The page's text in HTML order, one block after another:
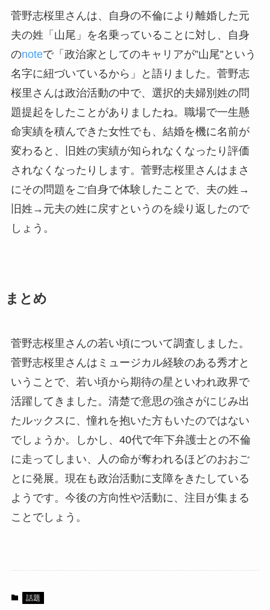
菅野志桜里さんは、自身の不倫により離婚した元
夫の姓「山尾」を名乗っていることに対し、自身
のnoteで「政治家としてのキャリアが”山尾”という
名字に紐づいているから」と語りました。菅野志
桜里さんは政治活動の中で、選択的夫婦別姓の問
題提起をしたことがありましたね。職場で一生懸
命実績を積んできた女性でも、結婚を機に名前が
変わると、旧姓の実績が知られなくなったり評価
されなくなったりします。菅野志桜里さんはまさ
にその問題をご自身で体験したことで、夫の姓→
旧姓→元夫の姓に戻すというのを繰り返したので
しょう。
まとめ
菅野志桜里さんの若い頃について調査しました。
菅野志桜里さんはミュージカル経験のある秀才と
いうことで、若い頃から期待の星といわれ政界で
活躍してきました。清楚で意思の強さがにじみ出
たルックスに、憧れを抱いた方もいたのではない
でしょうか。しかし、40代で年下弁護士との不倫
に走ってしまい、人の命が奪われるほどのおおご
とに発展。現在も政治活動に支障をきたしている
ようです。今後の方向性や活動に、注目が集まる
ことでしょう。
話題